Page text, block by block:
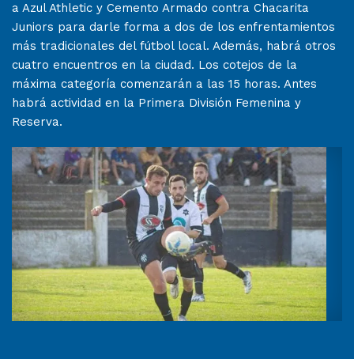
a Azul Athletic y Cemento Armado contra Chacarita
Juniors para darle forma a dos de los enfrentamientos
más tradicionales del fútbol local. Además, habrá otros
cuatro encuentros en la ciudad. Los cotejos de la
máxima categoría comenzarán a las 15 horas. Antes
habrá actividad en la Primera División Femenina y
Reserva.